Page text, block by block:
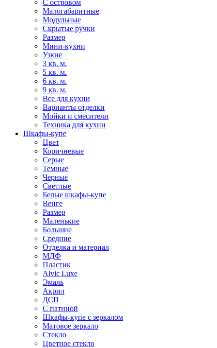
С островом
Малогабаритные
Модульные
Скрытые ручки
Размер
Мини-кухни
Узкие
3 кв. м.
5 кв. м.
6 кв. м.
9 кв. м.
Все для кухни
Варианты отделки
Мойки и смесители
Техника для кухни
Шкафы-купе
Цвет
Коричневые
Серые
Темные
Черные
Светлые
Белые шкафы-купе
Венге
Размер
Маленькие
Большие
Средние
Отделка и материал
МДФ
Пластик
Alvic Luxe
Эмаль
Акрил
ДСП
С патиной
Шкафы-купе с зеркалом
Матовое зеркало
Стекло
Цветное стекло